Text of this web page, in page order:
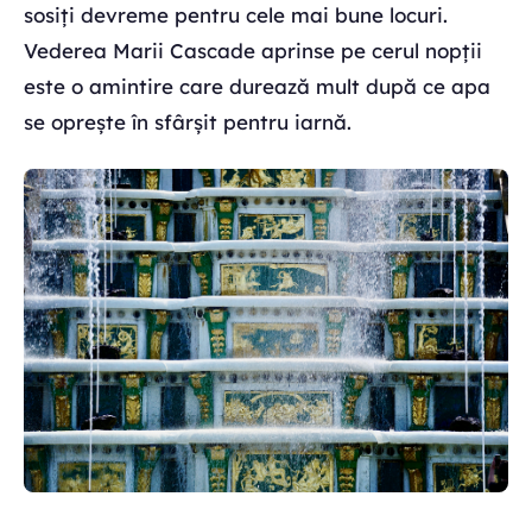
sosiți devreme pentru cele mai bune locuri.
Vederea Marii Cascade aprinse pe cerul nopții
este o amintire care durează mult după ce apa
se oprește în sfârșit pentru iarnă.